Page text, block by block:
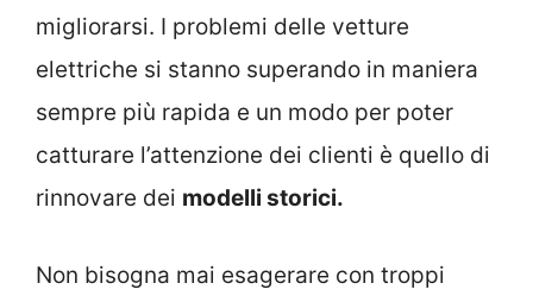
migliorarsi. I problemi delle vetture
elettriche si stanno superando in maniera
sempre più rapida e un modo per poter
catturare l’attenzione dei clienti è quello di
rinnovare dei modelli storici.
Non bisogna mai esagerare con troppi